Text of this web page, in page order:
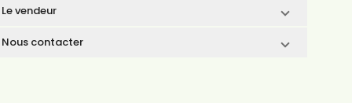
Le vendeur
Nous contacter